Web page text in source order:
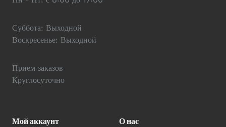
Суббота: Выходной
Воскресенье: Выходной
Прием заказов
Круглосуточно
Мой аккаунт О нас